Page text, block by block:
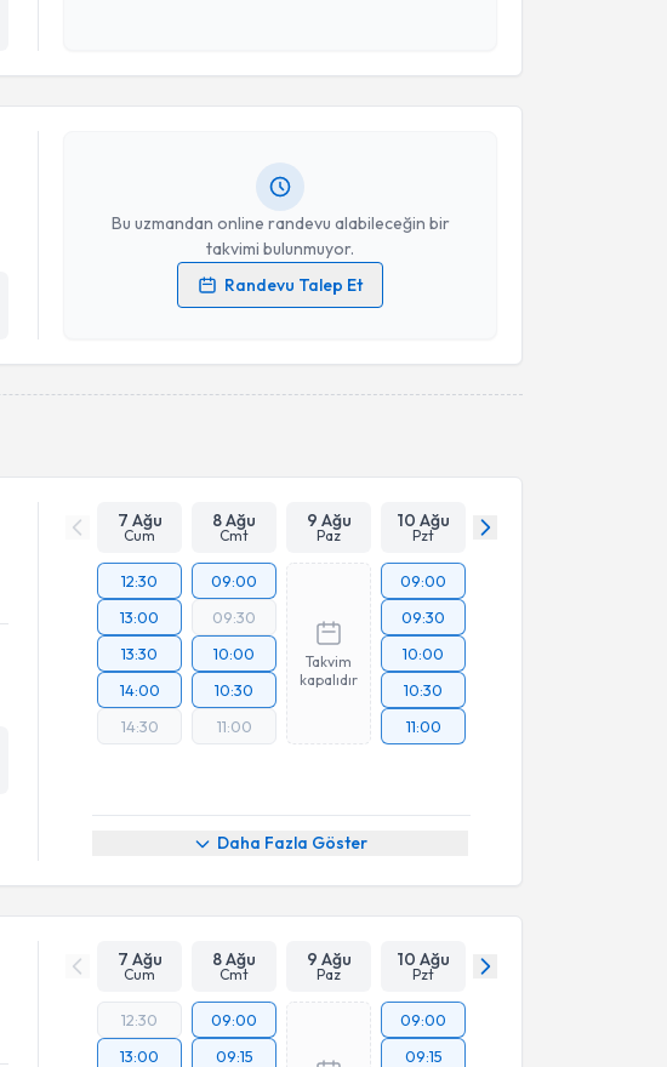
Takvim Talebini Gönder
Bu uzmandan online randevu alabileceğin bir
takvimi bulunmuyor.
Randevu Talep Et
Kişisel verilerimin işlenmesine ilişkinAydınlatma Metni
işlenmesini kabul ediyorum.
7 Ağu
Cum
8 Ağu
Cmt
9 Ağu
Paz
10 Ağu
Pzt
12:30
13:00
13:30
14:00
14:30
09:00
09:30
10:00
10:30
11:00
Takvim
kapalıdır
09:00
09:30
10:00
10:30
11:00
Daha Fazla Göster
7 Ağu
Cum
8 Ağu
Cmt
9 Ağu
Paz
10 Ağu
Pzt
12:30
13:00
09:00
09:15
09:00
09:15